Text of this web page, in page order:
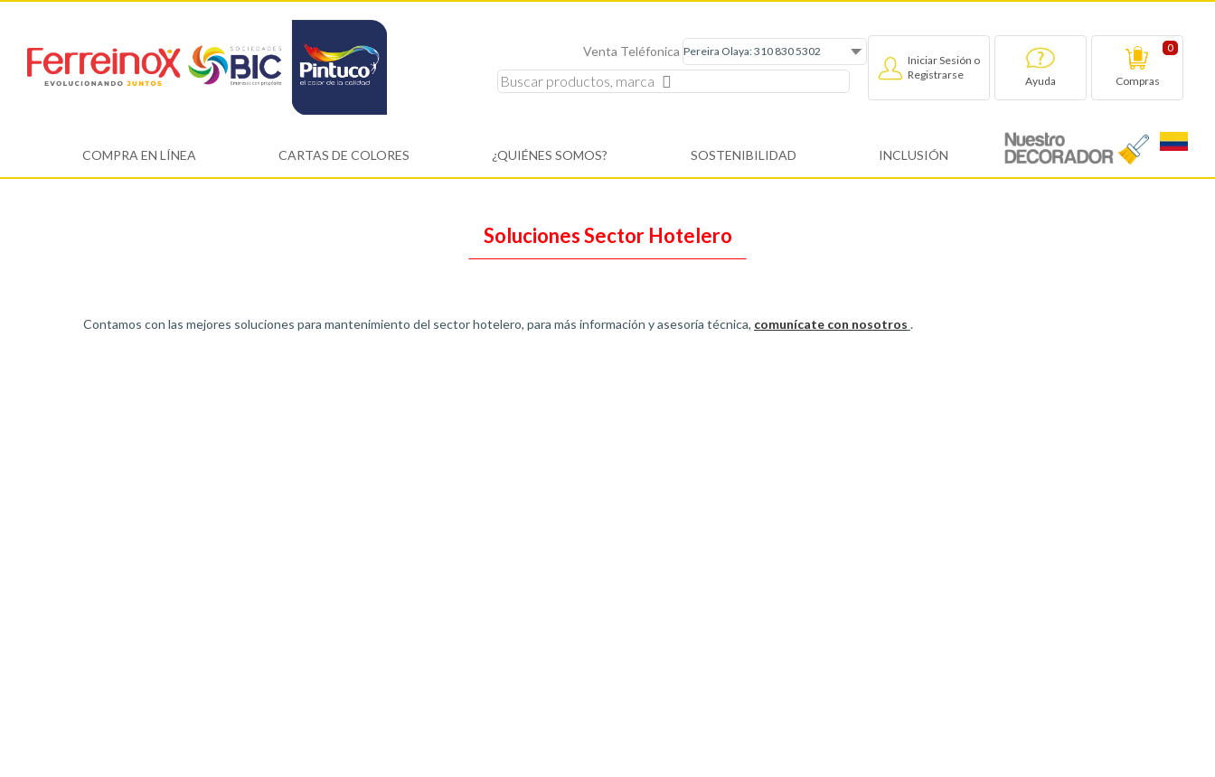
Venta Teléfonica
Iniciar Sesión o
Registrarse
Ayuda
0
Compras
COMPRA EN LÍNEA CARTAS DE COLORES ¿QUIÉNES SOMOS? SOSTENIBILIDAD INCLUSIÓN
Soluciones Sector Hotelero
Contamos con las mejores soluciones para mantenimiento del sector hotelero, para más información y asesoría técnica, comunícate con nosotros .